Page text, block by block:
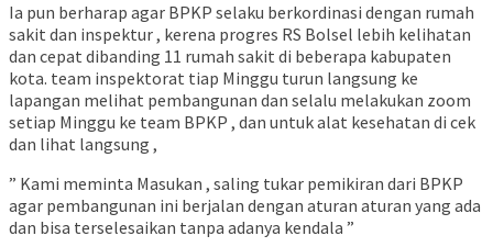
Ia pun berharap agar BPKP selaku berkordinasi dengan rumah
sakit dan inspektur , kerena progres RS Bolsel lebih kelihatan
dan cepat dibanding 11 rumah sakit di beberapa kabupaten
kota. team inspektorat tiap Minggu turun langsung ke
lapangan melihat pembangunan dan selalu melakukan zoom
setiap Minggu ke team BPKP , dan untuk alat kesehatan di cek
dan lihat langsung ,
” Kami meminta Masukan , saling tukar pemikiran dari BPKP
agar pembangunan ini berjalan dengan aturan aturan yang ada
dan bisa terselesaikan tanpa adanya kendala ”